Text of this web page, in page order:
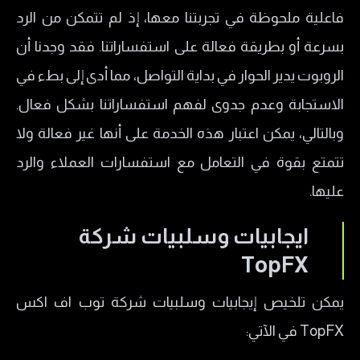
فاعلية ملحوظة في تجربتنا معها، إذ لم تتمكن من الرد
بسرعة أو بطريقة فعالة على استفساراتنا. فقد وجدنا أن
الروبوت يدير الحوار في بداية التواصل، مما أدى إلى بطء في
الاستجابة وعدم جدوى لفهم استفساراتنا بشكل فعال.
وبالتالي، يمكن اعتبار هذه الخدمة على أنها غير فعالة ولا
تتمتع بقوة في التعامل مع استفسارات العملاء والرد
عليها.
ايجابيات وسلبيات شركة
TopFX
يمكن تلخيص إيجابيات وسلبيات شركة توب اف اكس
TopFX في الآتي: